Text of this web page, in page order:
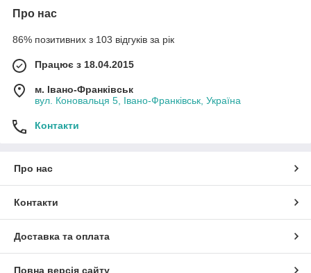
Про нас
86% позитивних з 103 відгуків за рік
Працює з 18.04.2015
м. Івано-Франківськ
вул. Коновальця 5, Івано-Франківськ, Україна
Контакти
Про нас
Контакти
Доставка та оплата
Повна версія сайту